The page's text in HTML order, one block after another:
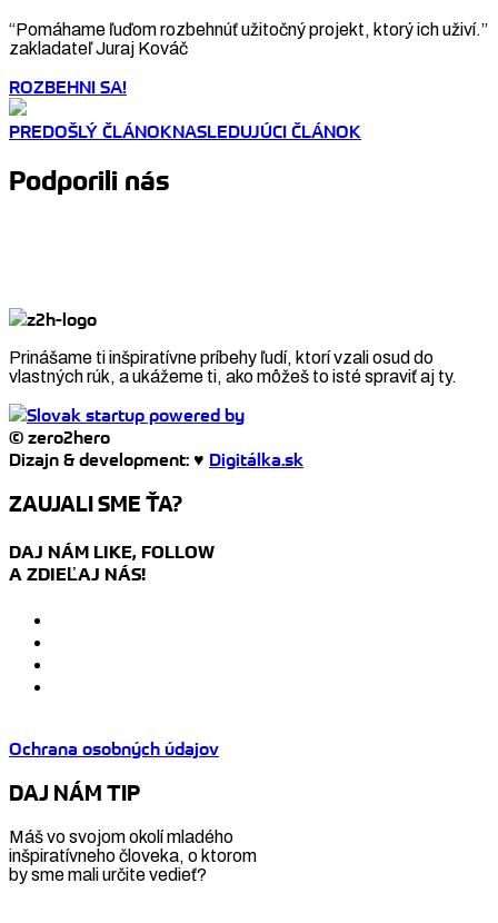
“Pomáhame ľuďom rozbehnúť užitočný projekt, ktorý ich uživí.”
zakladateľ Juraj Kováč
ROZBEHNI SA!
PREDOŠLÝ ČLÁNOKNASLEDUJÚCI ČLÁNOK
Podporili nás
Prinášame ti inšpiratívne príbehy ľudí, ktorí vzali osud do
vlastných rúk, a ukážeme ti, ako môžeš to isté spraviť aj ty.
© zero2hero
Dizajn & development: ♥ Digitálka.sk
ZAUJALI SME ŤA?
DAJ NÁM LIKE, FOLLOW
A ZDIEĽAJ NÁS!
Ochrana osobných údajov
DAJ NÁM TIP
Máš vo svojom okolí mladého
inšpiratívneho človeka, o ktorom
by sme mali určite vedieť?